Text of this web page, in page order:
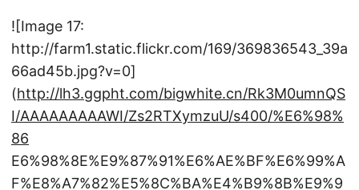
![Image 17:
http://farm1.static.flickr.com/169/369836543_39a
66ad45b.jpg?v=0]
(http://lh3.ggpht.com/bigwhite.cn/Rk3M0umnQS
I/AAAAAAAAAWI/Zs2RTXymzuU/s400/%E6%98%
86
E6%98%8E%E9%87%91%E6%AE%BF%E6%99%A
F%E8%A7%82%E5%8C%BA%E4%B9%8B%E9%9